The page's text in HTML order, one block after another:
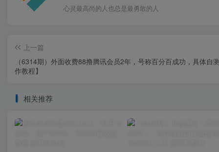
心灵最高尚的人也总是最勇敢的人
上一篇
（6314期）外面收费88撸腾讯会员2年，号称百分百成功，具体自
作教程】
相关推荐